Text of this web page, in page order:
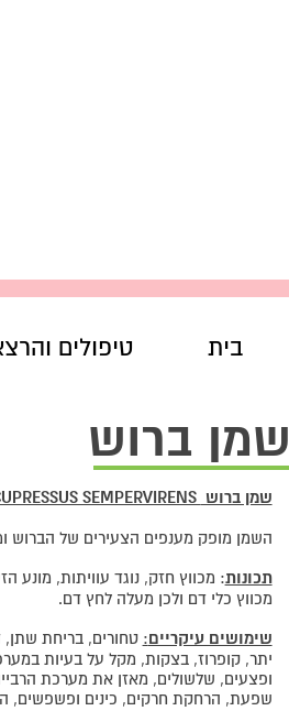
בית טיפולים
שמן ברוש
שמן ברוש SEMPERVIRENS
השמן מופק מענפים הצעירים של הברוש
תכונות: מכווץ חזק, נוגד עוויתות,
מכווץ כלי דם ולכן מעלה לחץ דם.
שימושים עיקריים: טחורים, בריחת שתן,
יתר, קופרוז, בצקות, מקל על בעיות
ופצעים, שלשולים, מאזן את מערכת
שפעת, הרחקת חרקים, כינים ופשפשים,